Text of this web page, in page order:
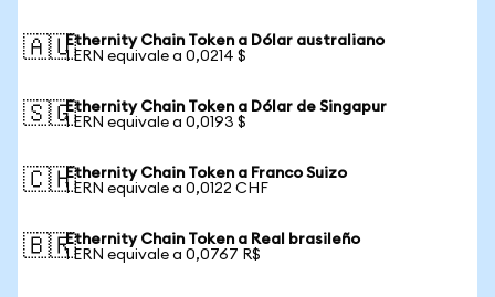
🇦🇺Ethernity Chain Token a Dólar australiano
1 ERN equivale a 0,0214 $
🇸🇬Ethernity Chain Token a Dólar de Singapur
1 ERN equivale a 0,0193 $
🇨🇭Ethernity Chain Token a Franco Suizo
1 ERN equivale a 0,0122 CHF
🇧🇷Ethernity Chain Token a Real brasileño
1 ERN equivale a 0,0767 R$